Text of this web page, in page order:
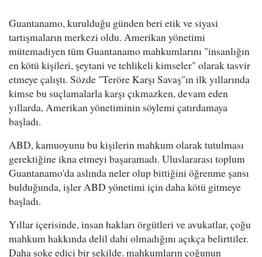
Guantanamo, kurulduğu günden beri etik ve siyasi
tartışmaların merkezi oldu. Amerikan yönetimi
mütemadiyen tüm Guantanamo mahkumlarını "insanlığın
en kötü kişileri, şeytani ve tehlikeli kimseler" olarak tasvir
etmeye çalıştı. Sözde "Teröre Karşı Savaş"ın ilk yıllarında
kimse bu suçlamalarla karşı çıkmazken, devam eden
yıllarda, Amerikan yönetiminin söylemi çatırdamaya
başladı.
ABD, kamuoyunu bu kişilerin mahkum olarak tutulması
gerektiğine ikna etmeyi başaramadı. Uluslararası toplum
Guantanamo'da aslında neler olup bittiğini öğrenme şansı
bulduğunda, işler ABD yönetimi için daha kötü gitmeye
başladı.
Yıllar içerisinde, insan hakları örgütleri ve avukatlar, çoğu
mahkum hakkında delil dahi olmadığını açıkça belirttiler.
Daha şoke edici bir şekilde. mahkumların çoğunun